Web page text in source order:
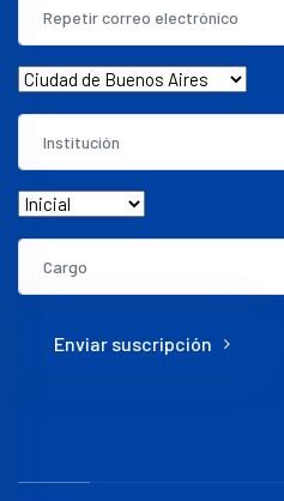
Enviar suscripción